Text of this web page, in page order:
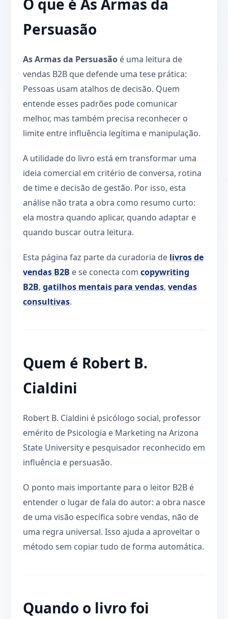
O que é As Armas da
Persuasão
As Armas da Persuasão é uma leitura de
vendas B2B que defende uma tese prática:
Pessoas usam atalhos de decisão. Quem
entende esses padrões pode comunicar
melhor, mas também precisa reconhecer o
limite entre influência legítima e manipulação.
A utilidade do livro está em transformar uma
ideia comercial em critério de conversa, rotina
de time e decisão de gestão. Por isso, esta
análise não trata a obra como resumo curto:
ela mostra quando aplicar, quando adaptar e
quando buscar outra leitura.
Esta página faz parte da curadoria de livros de
vendas B2B e se conecta com copywriting
B2B, gatilhos mentais para vendas, vendas
consultivas.
Quem é Robert B.
Cialdini
Robert B. Cialdini é psicólogo social, professor
emérito de Psicologia e Marketing na Arizona
State University e pesquisador reconhecido em
influência e persuasão.
O ponto mais importante para o leitor B2B é
entender o lugar de fala do autor: a obra nasce
de uma visão específica sobre vendas, não de
uma regra universal. Isso ajuda a aproveitar o
método sem copiar tudo de forma automática.
Quando o livro foi